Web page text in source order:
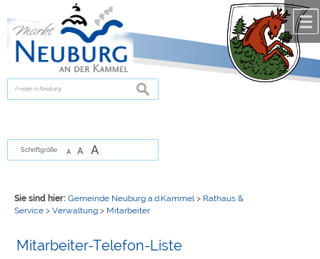
zur Navigationoder
springen.
suchen
Schriftgröße A A A
Sie sind hier: Gemeinde Neuburg a.d.Kammel > Rathaus &
Service> Verwaltung> Mitarbeiter
Mitarbeiter-Telefon-Liste